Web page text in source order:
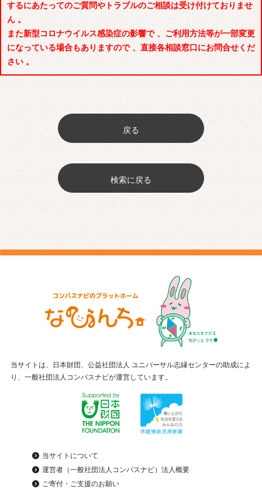
するにあたってのご質問やトラブルのご相談は受け付けておりませ
ん 。
また新型コロナウイルス感染症の影響で 、ご利用方法等が一部変更
になっている場合もありますので 、直接各相談窓口にお問合せくだ
さい 。
戻る
検索に戻る
当サイトは、日本財団、公益社団法人 ユニバーサル志縁センターの助成によ
り、一般社団法人コンパスナビが運営しています。
当サイトについて
運営者（一般社団法人コンパスナビ）法人概要
ご寄付・ご支援のお願い